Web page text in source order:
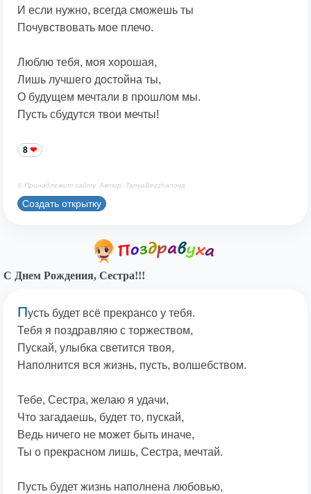
И если нужно, всегда сможешь ты
Почувствовать мое плечо.
Люблю тебя, моя хорошая,
Лишь лучшего достойна ты,
О будущем мечтали в прошлом мы.
Пусть сбудутся твои мечты!
8
© Принадлежит сайту. Автор: TanyaBezzhanova
Создать открытку
С Днем Рождения, Сестра!!!
Пусть будет всё прекрансо у тебя.
Тебя я поздравляю с торжеством,
Пускай, улыбка светится твоя,
Наполнится вся жизнь, пусть, волшебством.
Тебе, Сестра, желаю я удачи,
Что загадаешь, будет то, пускай,
Ведь ничего не может быть иначе,
Ты о прекрасном лишь, Сестра, мечтай.
Пусть будет жизнь наполнена любовью,